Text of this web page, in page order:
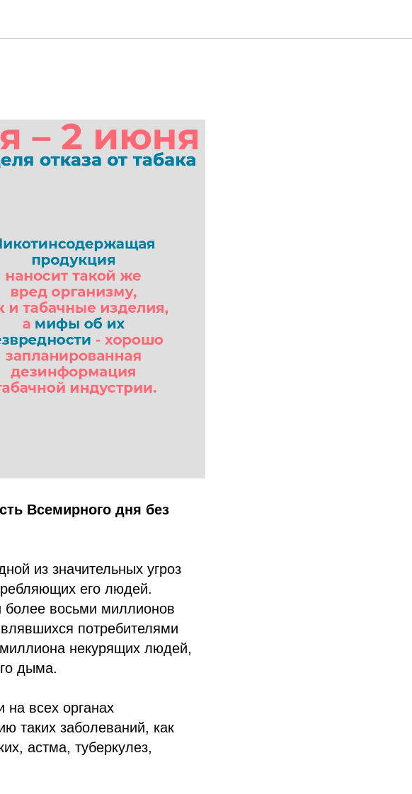
Всемирного дня без
из значительных угроз
его людей.
более восьми миллионов
потребителями
некурящих людей,
дыма.
на всех органах
таких заболеваний, как
астма, туберкулез,